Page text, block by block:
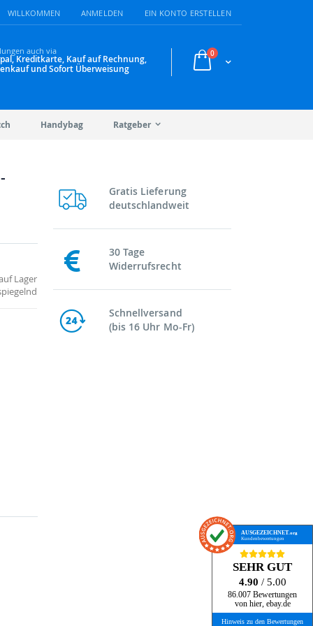
WILLKOMMEN ANMELDEN EIN KONTO ERSTELLEN
Warenkorb
0Artikel
auch via
Kreditkarte, Kauf auf Rechnung,
und Sofort Überweisung
Handybag Ratgeber
Lager
Gratis Lieferung
deutschlandweit
30 Tage
Widerrufsrecht
Schnellversand
(bis 16 Uhr Mo-Fr)
AUSGEZEICHNET.org
Kundenbewertungen
SEHR GUT
4.90 / 5.00
86.007 Bewertungen
von hier, ebay.de
Hinweis zu den Bewertungen